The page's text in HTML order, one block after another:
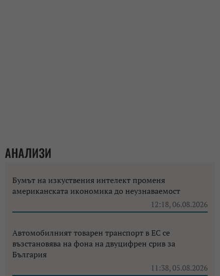
АНАЛИЗИ
Бумът на изкуствения интелект променя
американската икономика до неузнаваемост
12:18, 06.08.2026
Автомобилният товарен транспорт в ЕС се
възстановява на фона на двуцифрен срив за
България
11:38, 05.08.2026